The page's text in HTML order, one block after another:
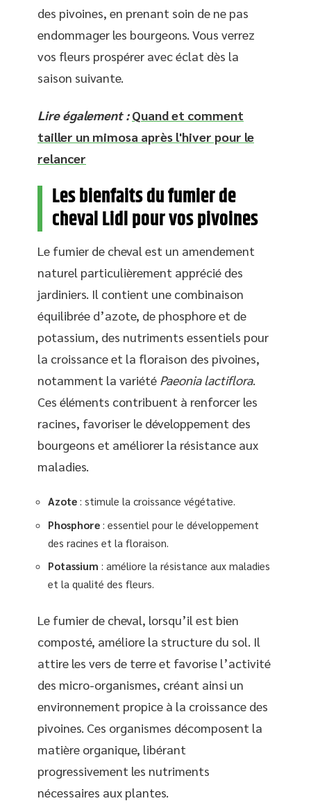
des pivoines, en prenant soin de ne pas
endommager les bourgeons. Vous verrez
vos fleurs prospérer avec éclat dès la
saison suivante.
Lire également : Quand et comment
tailler un mimosa après l'hiver pour le
relancer
Les bienfaits du fumier de
cheval Lidl pour vos pivoines
Le fumier de cheval est un amendement
naturel particulièrement apprécié des
jardiniers. Il contient une combinaison
équilibrée d’azote, de phosphore et de
potassium, des nutriments essentiels pour
la croissance et la floraison des pivoines,
notamment la variété Paeonia lactiflora.
Ces éléments contribuent à renforcer les
racines, favoriser le développement des
bourgeons et améliorer la résistance aux
maladies.
Azote : stimule la croissance végétative.
Phosphore : essentiel pour le développement
des racines et la floraison.
Potassium : améliore la résistance aux maladies
et la qualité des fleurs.
Le fumier de cheval, lorsqu’il est bien
composté, améliore la structure du sol. Il
attire les vers de terre et favorise l’activité
des micro-organismes, créant ainsi un
environnement propice à la croissance des
pivoines. Ces organismes décomposent la
matière organique, libérant
progressivement les nutriments
nécessaires aux plantes.